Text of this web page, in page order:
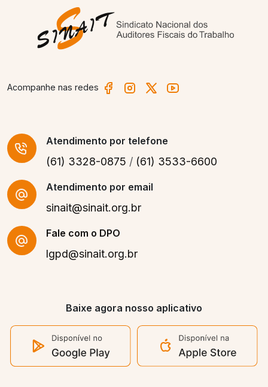
Acompanhe nas redes
Atendimento por telefone
(61) 3328-0875 / (61) 3533-6600
Atendimento por email
sinait@sinait.org.br
Fale com o DPO
lgpd@sinait.org.br
Baixe agora nosso aplicativo